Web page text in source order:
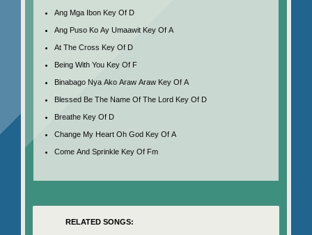
Ang Mga Ibon Key Of D
Ang Puso Ko Ay Umaawit Key Of A
At The Cross Key Of D
Being With You Key Of F
Binabago Nya Ako Araw Araw Key Of A
Blessed Be The Name Of The Lord Key Of D
Breathe Key Of D
Change My Heart Oh God Key Of A
Come And Sprinkle Key Of Fm
RELATED SONGS: